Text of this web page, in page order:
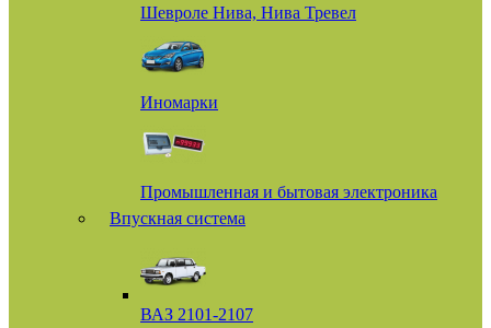
Шевроле Нива, Нива Тревел
Иномарки
Промышленная и бытовая электроника
Впускная система
ВАЗ 2101-2107